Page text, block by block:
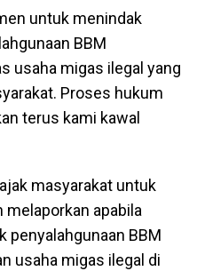
untuk menindak
BBM
usaha migas ilegal yang
Proses hukum
terus kami kawal
masyarakat untuk
apabila
penyalahgunaan BBM
usaha migas ilegal di